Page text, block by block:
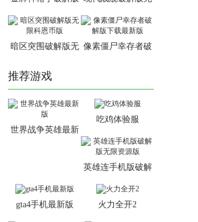
暗区突围破解版无 像素僵尸幸存者破
推荐游戏
世界战争英雄最新
吃鸡体验服
英雄连手机版破解
版无限资源版
gta4手机最新版 火力全开2